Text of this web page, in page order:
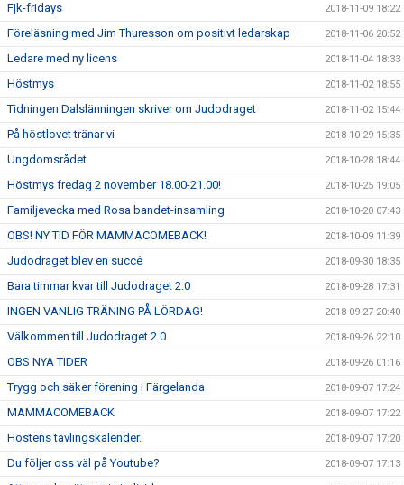
Fjk-fridays 2018-11-09 18:22
Föreläsning med Jim Thuresson om positivt ledarskap 2018-11-06 20:52
Ledare med ny licens 2018-11-04 18:33
Höstmys 2018-11-02 18:55
Tidningen Dalslänningen skriver om Judodraget 2018-11-02 15:44
På höstlovet tränar vi 2018-10-29 15:35
Ungdomsrådet 2018-10-28 18:44
Höstmys fredag 2 november 18.00-21.00! 2018-10-25 19:05
Familjevecka med Rosa bandet-insamling 2018-10-20 07:43
OBS! NY TID FÖR MAMMACOMEBACK! 2018-10-09 11:39
Judodraget blev en succé 2018-09-30 18:35
Bara timmar kvar till Judodraget 2.0 2018-09-28 17:31
INGEN VANLIG TRÄNING PÅ LÖRDAG! 2018-09-27 20:40
Välkommen till Judodraget 2.0 2018-09-26 22:10
OBS NYA TIDER 2018-09-26 01:16
Trygg och säker förening i Färgelanda 2018-09-07 17:24
MAMMACOMEBACK 2018-09-07 17:22
Höstens tävlingskalender. 2018-09-07 17:20
Du följer oss väl på Youtube? 2018-09-07 17:13